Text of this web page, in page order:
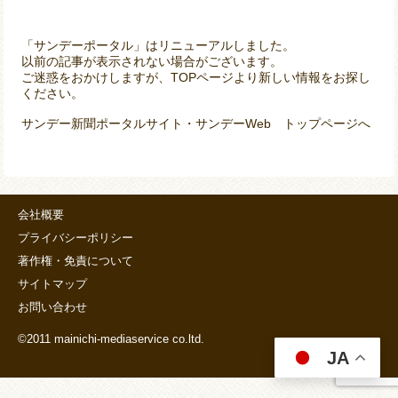
「サンデーポータル」はリニューアルしました。
以前の記事が表示されない場合がございます。
ご迷惑をおかけしますが、TOPページより新しい情報をお探し
ください。
サンデー新聞ポータルサイト・サンデーWeb トップページへ
会社概要
プライバシーポリシー
著作権・免責について
サイトマップ
お問い合わせ
©2011 mainichi-mediaservice co.ltd.
JA